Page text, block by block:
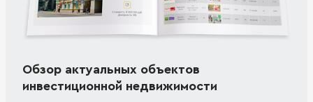
Обзор актуальных объектов
инвестиционной недвижимости